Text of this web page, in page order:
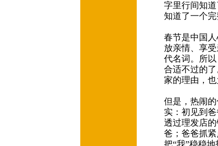
字里行间知
知道了一个
春节是中国
放亲情、享
代名词。所
合适不过的
家的理由，
但是，热闹
实：初见到
透过理发店
爸；爸爸抓
把“我”稳稳